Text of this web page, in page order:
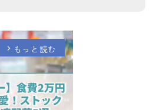
arrow_forward_ios もっと読む